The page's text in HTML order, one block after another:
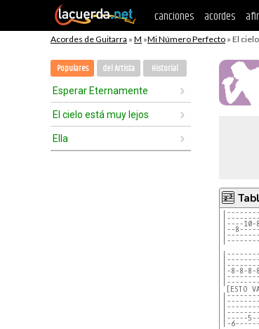
canciones acordes
Acordes de Guitarra » M »Mi Número Perfecto » El
Populares del Artista Historial
Esperar Eternamente
El cielo está muy lejos
Ella
|----
|--
|-8-8-8-
|-----
|-